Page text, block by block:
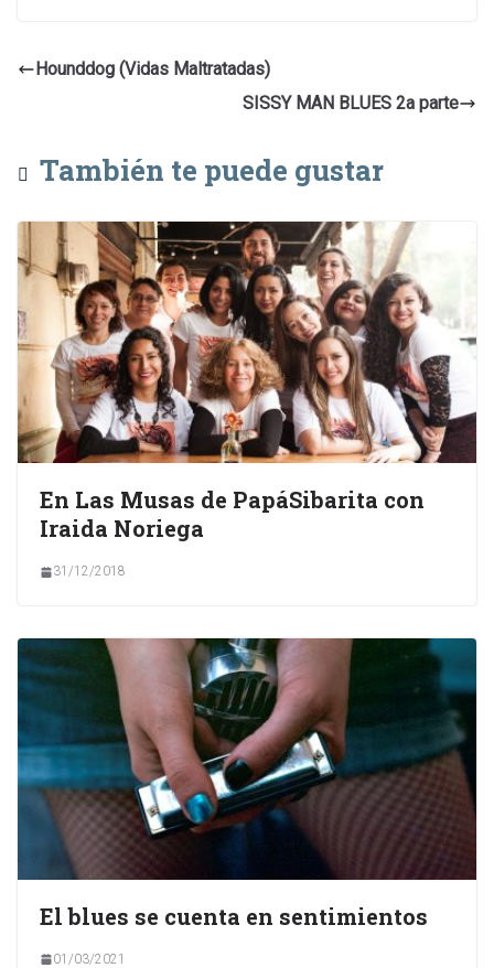
Hounddog (Vidas Maltratadas)
SISSY MAN BLUES 2a parte
También te puede gustar
En Las Musas de PapáSibarita con
Iraida Noriega
31/12/2018
El blues se cuenta en sentimientos
01/03/2021